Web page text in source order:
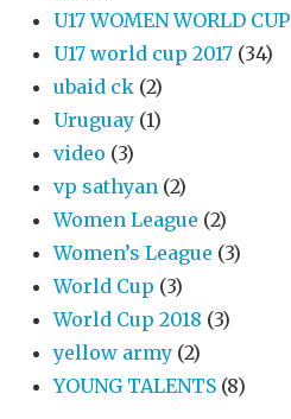
U17 WOMEN WORLD CUP
U17 world cup 2017 (34)
ubaid ck (2)
Uruguay (1)
video (3)
vp sathyan (2)
Women League (2)
Women’s League (3)
World Cup (3)
World Cup 2018 (3)
yellow army (2)
YOUNG TALENTS (8)